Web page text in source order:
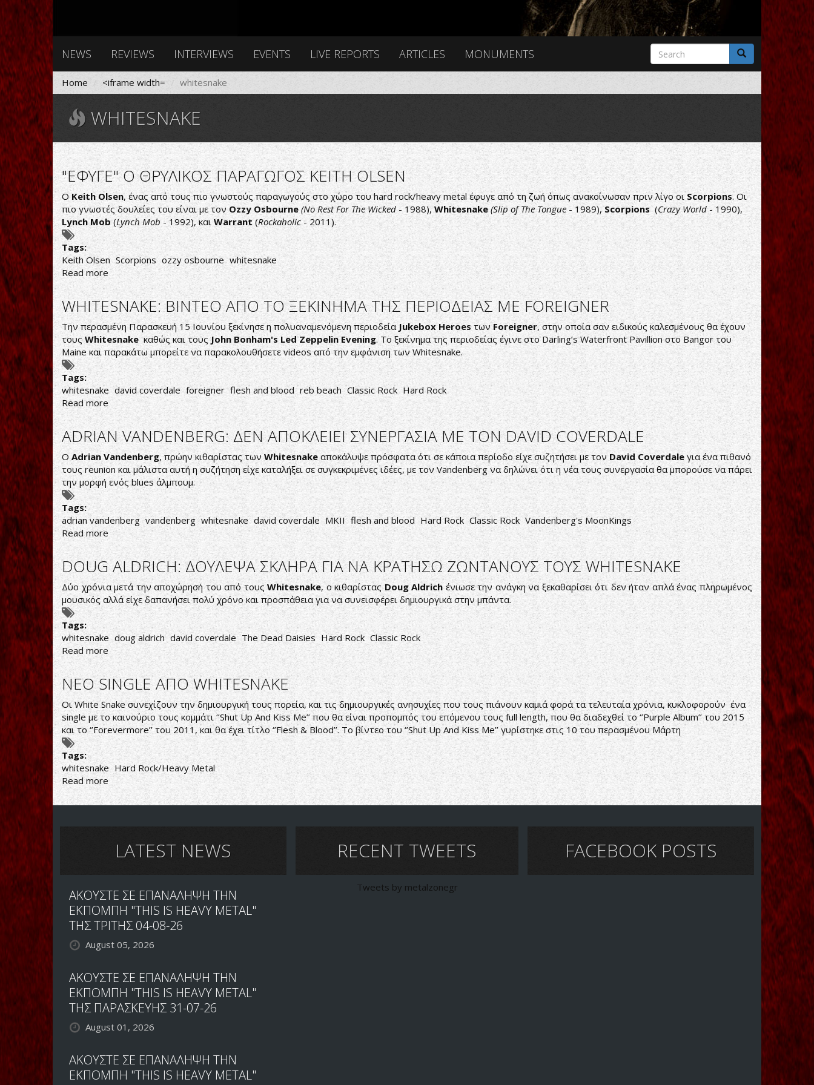
NEWS REVIEWS INTERVIEWS EVENTS LIVE REPORTS ARTICLES MONUMENTS
Search
form
Search
Home <iframe width= whitesnake
WHITESNAKE
"EΦΥΓΕ" Ο ΘΡΥΛΙΚΟΣ ΠΑΡΑΓΩΓΟΣ KEITH OLSEN
ΟKeith Olsen, ένας από τους πιο γνωστούς παραγωγούς στο χώρο του hard rock/heavy metal έφυγε από τη ζωή όπως ανακοίνωσαν πριν λίγο οιScorpions. Oι
πιο γνωστές δουλείες του είναι με τον Ozzy Osbourne (No Rest For The Wicked - 1988), Whitesnake (Slip of The Tongue - 1989),Scorpions (Crazy World- 1990),
Lynch Mob(Lynch Mob- 1992), καιWarrant(Rockaholic- 2011).
Tags:
Κeith Olsen Scorpions ozzy osbourne whitesnake
Read more about
"EΦΥΓΕ"
Ο
ΘΡΥΛΙΚΟΣ
ΠΑΡΑΓΩΓΟΣ
KEITH
OLSEN
WHITESNAKE: ΒΙΝΤΕΟ ΑΠΟ ΤΟ ΞΕΚΙΝΗΜΑ ΤΗΣ ΠΕΡΙΟΔΕΙΑΣ ΜΕ FOREIGNER
Την περασμένη Παρασκευή 15 Ιουνίου ξεκίνησε η πολυαναμενόμενη περιοδεία Jukebox HeroesτωνForeigner, στην οποία σαν ειδικούς καλεσμένους θα έχουν
τουςWhitesnakeκαθώς και τους John Bonham's Led Zeppelin Evening. Το ξεκίνημα της περιοδείας έγινε στο Darling’s Waterfront Pavillion στο Bangor του
Maine και παρακάτω μπορείτε να παρακολουθήσετε videos από την εμφάνιση των Whitesnake.
Tags:
whitesnake david coverdale foreigner flesh and blood reb beach Classic Rock Hard Rock
Read more about
WHITESNAKE:
ΒΙΝΤΕΟ
ΑΠΟ
ΤΟ
ΞΕΚΙΝΗΜΑ
ΤΗΣ
ΠΕΡΙΟΔΕΙΑΣ
ΜΕ
FOREIGNER
ADRIAN VANDENBERG: ΔΕΝ ΑΠΟΚΛΕΙΕΙ ΣΥΝΕΡΓΑΣΙΑ ΜΕ ΤΟΝ DAVID COVERDALE
Ο Adrian Vandenberg, πρώην κιθαρίστας τωνWhitesnakeαποκάλυψε πρόσφατα ότι σε κάποια περίοδο είχε συζητήσει με τον David Coverdale για ένα πιθανό
τους reunion και μάλιστα αυτή η συζήτηση είχε καταλήξει σε συγκεκριμένες ιδέες, με τον Vandenberg να δηλώνει ότι η νέα τους συνεργασία θα μπορούσε να πάρει
την μορφή ενός blues άλμπουμ.
Tags:
adrian vandenberg vandenberg whitesnake david coverdale MKII flesh and blood Hard Rock Classic Rock Vandenberg's MoonKings
Read more about
ADRIAN
VANDENBERG:
ΔΕΝ
ΑΠΟΚΛΕΙΕΙ
ΣΥΝΕΡΓΑΣΙΑ
ΜΕ
ΤΟΝ
DAVID
COVERDALE
DOUG ALDRICH: ΔΟΥΛΕΨΑ ΣΚΛΗΡΑ ΓΙΑ ΝΑ ΚΡΑΤΗΣΩ ΖΩΝΤΑΝΟΥΣ ΤΟΥΣ WHITESNAKE
Δύο χρόνια μετά την αποχώρησή του από τουςWhitesnake, ο κιθαρίσταςDoug Aldrich ένιωσε την ανάγκη να ξεκαθαρίσει ότι δεν ήταν απλά ένας πληρωμένος
μουσικός αλλά είχε δαπανήσει πολύ χρόνο και προσπάθεια για να συνεισφέρει δημιουργικά στην μπάντα.
Tags:
whitesnake doug aldrich david coverdale The Dead Daisies Hard Rock Classic Rock
Read more about
DOUG
ALDRICH:
ΔΟΥΛΕΨΑ
ΣΚΛΗΡΑ
ΓΙΑ
ΝΑ
ΚΡΑΤΗΣΩ
ΖΩΝΤΑΝΟΥΣ
ΤΟΥΣ
WHITESNAKE
ΝΕΟ SINGLE ΑΠΟ WHITESNAKE
Οι White Snake συνεχίζουν την δημιουργική τους πορεία, και τις δημιουργικές ανησυχίες που τους πιάνουν καμιά φορά τα τελευταία χρόνια, κυκλοφορούν ένα
single με το καινούριο τους κομμάτι ‘’Shut Up And Kiss Me’’ που θα είναι προπομπός του επόμενου τους full length, που θα διαδεχθεί το ‘’Purple Album’’ του 2015
και το ‘’Forevermore’’ του 2011, και θα έχει τίτλο ‘’Flesh & Blood’’. Το βίντεο του ‘’Shut Up And Kiss Me’’ γυρίστηκε στις 10 του περασμένου Μάρτη
Tags:
whitesnake Hard Rock/Heavy Metal
Read more about
ΝΕΟ
SINGLE
LATEST NEWS
ΑΚΟΥΣΤΕ ΣΕ ΕΠΑΝΑΛΗΨΗ ΤΗΝ
ΕΚΠΟΜΠΗ "THIS IS HEAVY METAL"
ΤΗΣ ΤΡΙΤΗΣ 04-08-26
August 05, 2026
ΑΚΟΥΣΤΕ ΣΕ ΕΠΑΝΑΛΗΨΗ ΤΗΝ
ΕΚΠΟΜΠΗ "THIS IS HEAVY METAL"
ΤΗΣ ΠΑΡΑΣΚΕΥΗΣ 31-07-26
August 01, 2026
ΑΚΟΥΣΤΕ ΣΕ ΕΠΑΝΑΛΗΨΗ ΤΗΝ
ΕΚΠΟΜΠΗ "THIS IS HEAVY METAL"
RECENT TWEETS
Tweets by metalzonegr
FACEBOOK POSTS